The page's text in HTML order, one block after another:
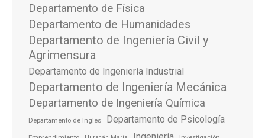
Departamento de Física
Departamento de Humanidades
Departamento de Ingeniería Civil y
Agrimensura
Departamento de Ingeniería Industrial
Departamento de Ingeniería Mecánica
Departamento de Ingeniería Química
Departamento de Inglés Departamento de Psicología